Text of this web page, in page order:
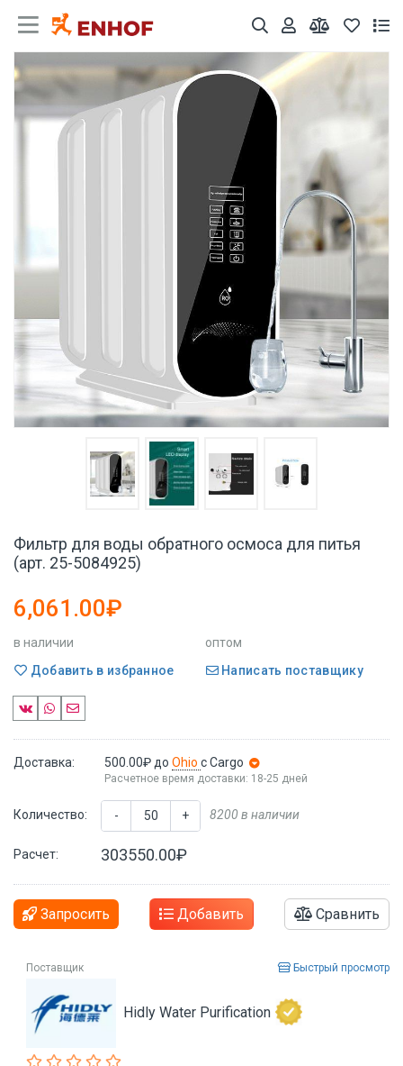
Фильтр для воды обратного осмоса для питья
(арт. 25-5084925)
6,061.00₽
в наличии
оптом
Добавить в избранное
Написать поставщику
Доставка: 500.00₽ до Ohio с Cargo
Расчетное время доставки: 18-25 дней
Количество: - + 8200 в наличии
Расчет: 303550.00₽
Запросить Добавить Сравнить
Поставщик Быстрый просмотр
Hidly Water Purification